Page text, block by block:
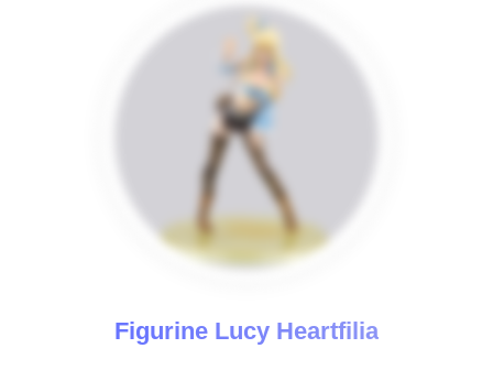
Figurine Lucy Heartfilia